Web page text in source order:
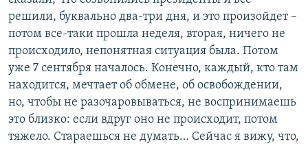
решили, буквально два-три дня, и это произойдет –
потом все-таки прошла неделя, вторая, ничего не
происходило, непонятная ситуация была. Потом
уже 7 сентября началось. Конечно, каждый, кто там
находится, мечтает об обмене, об освобождении,
но, чтобы не разочаровываться, не воспринимаешь
это близко: если вдруг оно не происходит, потом
тяжело. Стараешься не думать… Сейчас я вижу, что,